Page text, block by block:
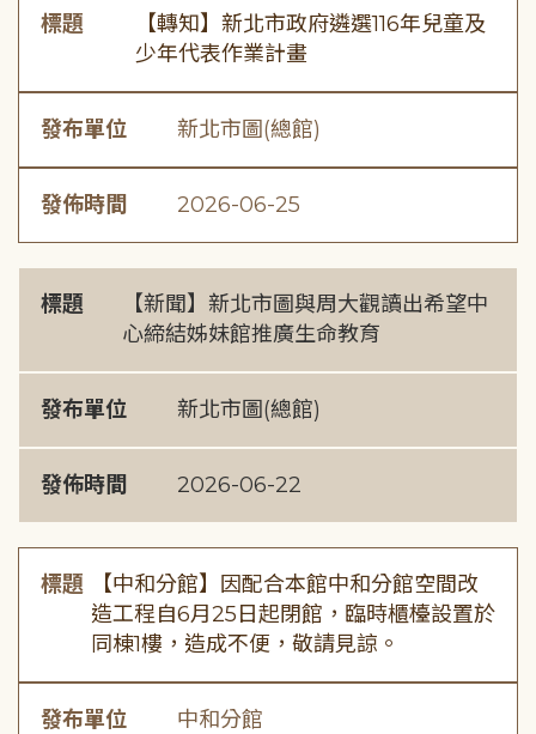
標題
【轉知】新北市政府遴選116年兒童及
少年代表作業計畫
發布單位 新北市圖(總館)
發佈時間 2026-06-25
標題
【新聞】新北市圖與周大觀讀出希望中
心締結姊妹館推廣生命教育
發布單位 新北市圖(總館)
發佈時間 2026-06-22
標題
【中和分館】因配合本館中和分館空間改
造工程自6月25日起閉館，臨時櫃檯設置於
同棟1樓，造成不便，敬請見諒。
發布單位 中和分館